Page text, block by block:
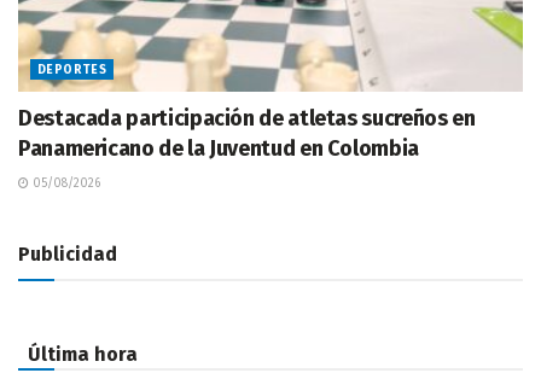
DEPORTES
Destacada participación de atletas sucreños en
Panamericano de la Juventud en Colombia
05/08/2026
Publicidad
Última hora